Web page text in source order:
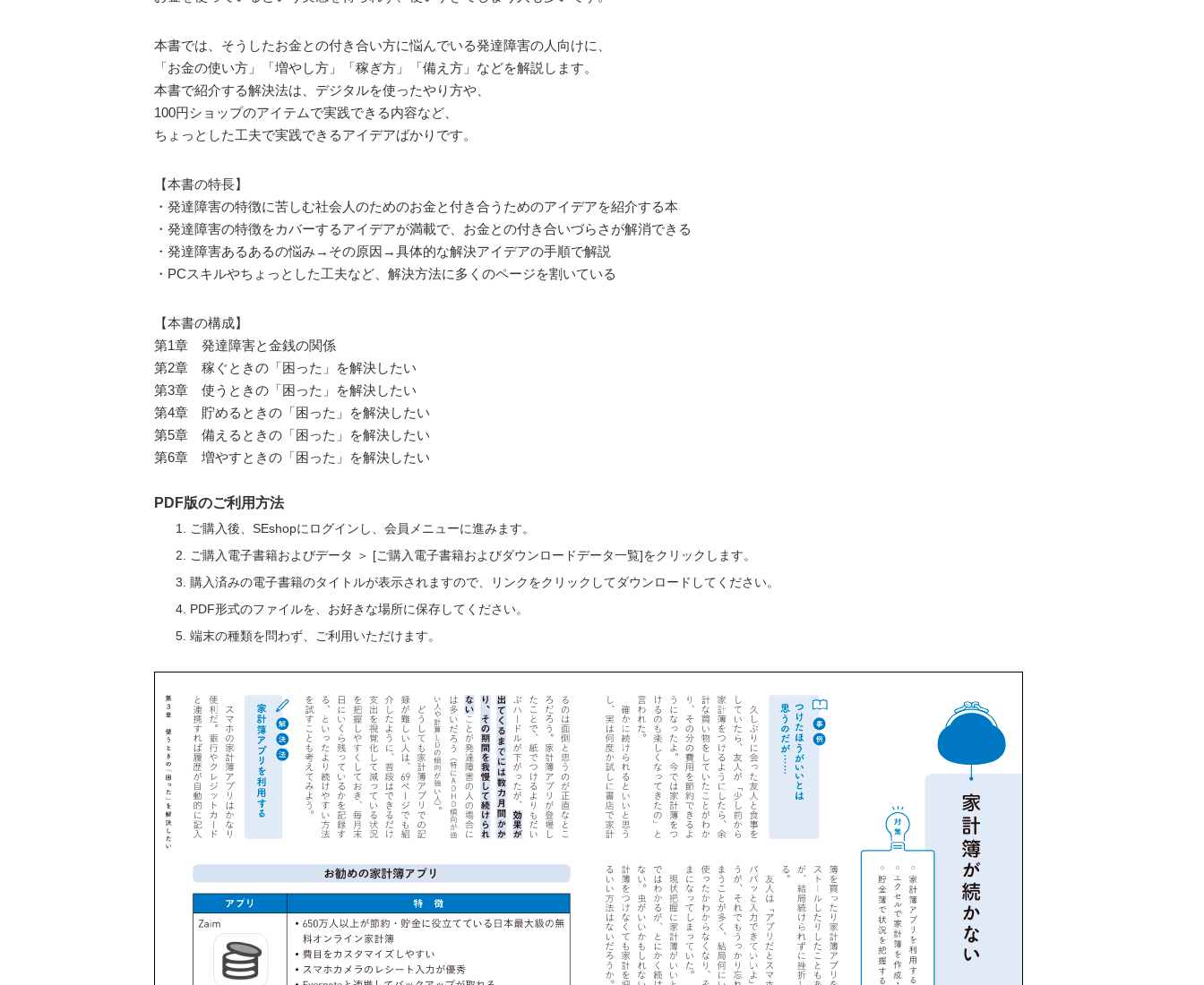
本書では、そうしたお金との付き合い方に悩んでいる発達障害の人向けに、
「お金の使い方」「増やし方」「稼ぎ方」「備え方」などを解説します。
本書で紹介する解決法は、デジタルを使ったやり方や、
100円ショップのアイテムで実践できる内容など、
ちょっとした工夫で実践できるアイデアばかりです。
【本書の特長】
・発達障害の特徴に苦しむ社会人のためのお金と付き合うためのアイデアを紹介する本
・発達障害の特徴をカバーするアイデアが満載で、お金との付き合いづらさが解消できる
・発達障害あるあるの悩み→その原因→具体的な解決アイデアの手順で解説
・PCスキルやちょっとした工夫など、解決方法に多くのページを割いている
【本書の構成】
第1章 発達障害と金銭の関係
第2章 稼ぐときの「困った」を解決したい
第3章 使うときの「困った」を解決したい
第4章 貯めるときの「困った」を解決したい
第5章 備えるときの「困った」を解決したい
第6章 増やすときの「困った」を解決したい
PDF版のご利用方法
ご購入後、SEshopにログインし、会員メニューに進みます。
ご購入電子書籍およびデータ ＞ [ご購入電子書籍およびダウンロードデータ一覧]をクリックします。
購入済みの電子書籍のタイトルが表示されますので、リンクをクリックしてダウンロードしてください。
PDF形式のファイルを、お好きな場所に保存してください。
端末の種類を問わず、ご利用いただけます。